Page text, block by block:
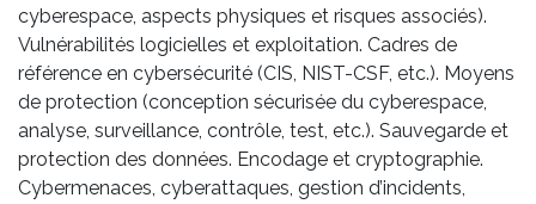
cyberespace, aspects physiques et risques associés).
Vulnérabilités logicielles et exploitation. Cadres de
référence en cybersécurité (CIS, NIST-CSF, etc.). Moyens
de protection (conception sécurisée du cyberespace,
analyse, surveillance, contrôle, test, etc.). Sauvegarde et
protection des données. Encodage et cryptographie.
Cybermenaces, cyberattaques, gestion d’incidents,